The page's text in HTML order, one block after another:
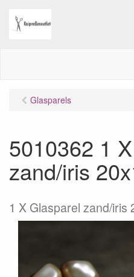
Glasparels
5010362 1
zand/iris
1 X Glasparel zand/iris